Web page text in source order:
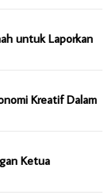
untuk Laporkan
Kreatif Dalam
Ketua